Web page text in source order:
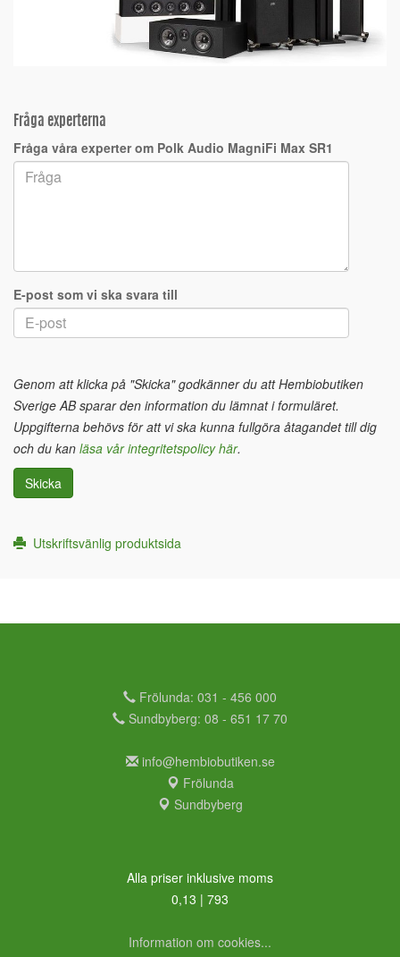
Fråga experterna
Fråga våra experter om Polk Audio MagniFi Max SR1
E-post som vi ska svara till
Genom att klicka på "Skicka" godkänner du att Hembiobutiken
Sverige AB sparar den information du lämnat i formuläret.
Uppgifterna behövs för att vi ska kunna fullgöra åtagandet till dig
och du kan läsa vår integritetspolicy här.
Skicka
Utskriftsvänlig produktsida
Frölunda: 031 - 456 000
Sundbyberg: 08 - 651 17 70
info@hembiobutiken.se
Frölunda
Sundbyberg
Alla priser inklusive moms
0,13 | 793
Information om cookies...